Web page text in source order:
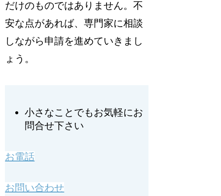
だけのものではありません。不
安な点があれば、専門家に相談
しながら申請を進めていきまし
ょう。
小さなことでもお気軽にお
問合せ下さい
お電話
お問い合わせ